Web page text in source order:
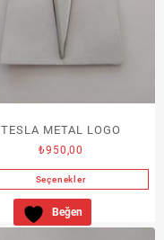
TESLA METAL LOGO
₺950,00
Seçenekler
Bu
ürünün
Beğen